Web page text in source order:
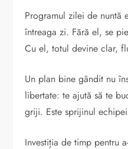
Programul zilei de nuntă
întreaga zi. Fără el, se
Cu el, totul devine clar,
Un plan bine gândit nu
libertate: te ajută să te
griji. Este sprijinul
Investiția de timp pentru